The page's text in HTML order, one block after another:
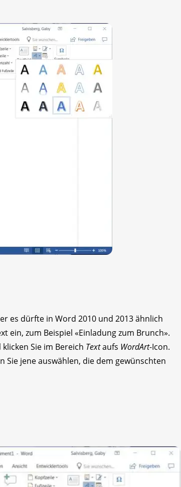
es dürfte in Word 2010 und 2013 ähnlich
ein, zum Beispiel «Einladung zum Brunch».
klicken Sie im Bereich Textaufs WordArt-Icon.
jene auswählen, die dem gewünschten